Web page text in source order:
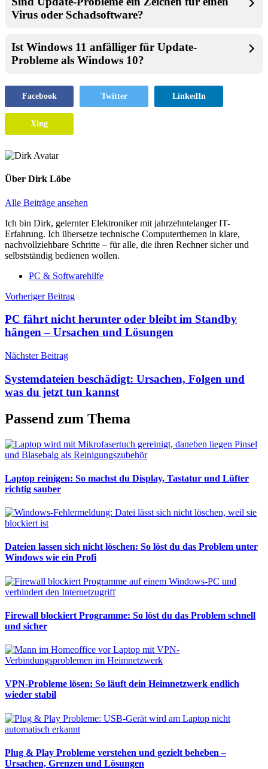
Virus oder Schadsoftware?
Ist Windows 11 anfälliger für Update-
Probleme als Windows 10?
Facebook Twitter LinkedIn
Xing
Über Dirk Löbe
Alle Beiträge ansehen
Ich bin Dirk, gelernter Elektroniker mit jahrzehntelanger IT-
Erfahrung. Ich übersetze technische Computerthemen in klare,
nachvollziehbare Schritte – für alle, die ihren Rechner sicher und
selbstständig bedienen wollen.
PC & Softwarehilfe
Beitragsnavigation
Vorheriger Beitrag
PC fährt nicht herunter oder bleibt im Standby
hängen – Ursachen und Lösungen
Nächster Beitrag
Systemdateien beschädigt: Ursachen, Folgen und
was du jetzt tun kannst
Passend zum Thema
Laptop reinigen: So machst du Display, Tastatur und Lüfter
richtig sauber
Dateien lassen sich nicht löschen: So löst du das Problem unter
Windows wie ein Profi
Firewall blockiert Programme: So löst du das Problem schnell
und sicher
VPN-Probleme lösen: So läuft dein Heimnetzwerk endlich
wieder stabil
Plug & Play Probleme verstehen und gezielt beheben –
Ursachen, Grenzen und Lösungen